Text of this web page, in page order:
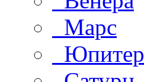
Марс
Юпитер